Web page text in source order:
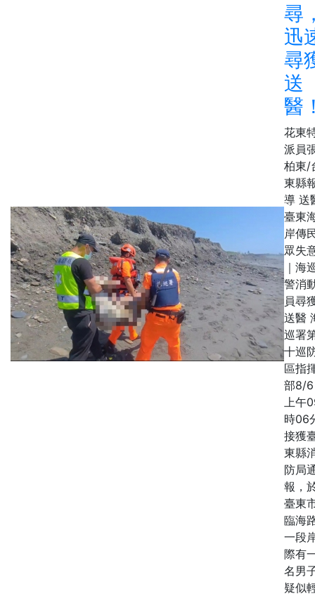
尋
迅
尋
送
醫
花東
派員
柏東/
東縣
導 送
臺東
岸傳
眾失
｜海
警消
員尋
送醫
巡署
十巡
區指
部8/
上午
時06
接獲
東縣
防局
報，
臺東
臨海
一段
際有
名男
疑似